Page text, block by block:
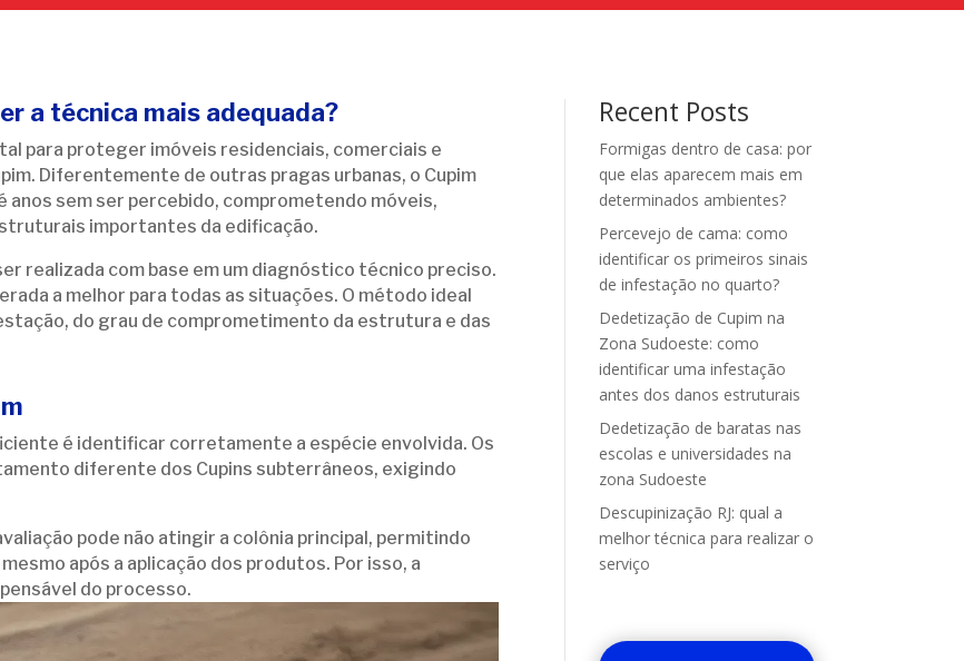
a técnica mais adequada?
para proteger imóveis residenciais, comerciais e
Diferentemente de outras pragas urbanas, o Cupim
sem ser percebido, comprometendo móveis,
importantes da edificação.
realizada com base em um diagnóstico técnico preciso.
a melhor para todas as situações. O método ideal
do grau de comprometimento da estrutura e das
é identificar corretamente a espécie envolvida. Os
diferente dos Cupins subterrâneos, exigindo
pode não atingir a colônia principal, permitindo
após a aplicação dos produtos. Por isso, a
do processo.
Recent Posts
Formigas dentro de casa: por
que elas aparecem mais em
determinados ambientes?
Percevejo de cama: como
identificar os primeiros sinais
de infestação no quarto?
Dedetização de Cupim na
Zona Sudoeste: como
identificar uma infestação
antes dos danos estruturais
Dedetização de baratas nas
escolas e universidades na
zona Sudoeste
Descupinização RJ: qual a
melhor técnica para realizar o
serviço